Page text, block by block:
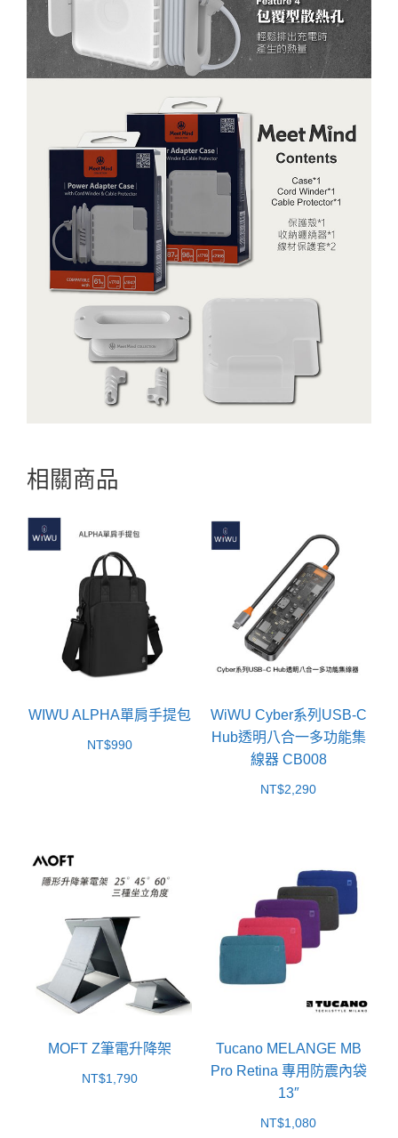
相關商品
WIWU ALPHA單肩手提包
NT$990
WiWU Cyber系列USB-C
Hub透明八合一多功能集
線器 CB008
NT$2,290
MOFT Z筆電升降架
NT$1,790
Tucano MELANGE MB
Pro Retina 專用防震內袋
13″
NT$1,080